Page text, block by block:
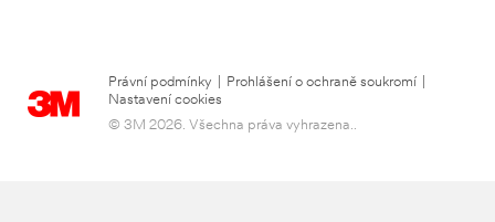
Právní podmínky Prohlášení o ochraně soukromí
Nastavení cookies
© 3M 2026. Všechna práva vyhrazena..